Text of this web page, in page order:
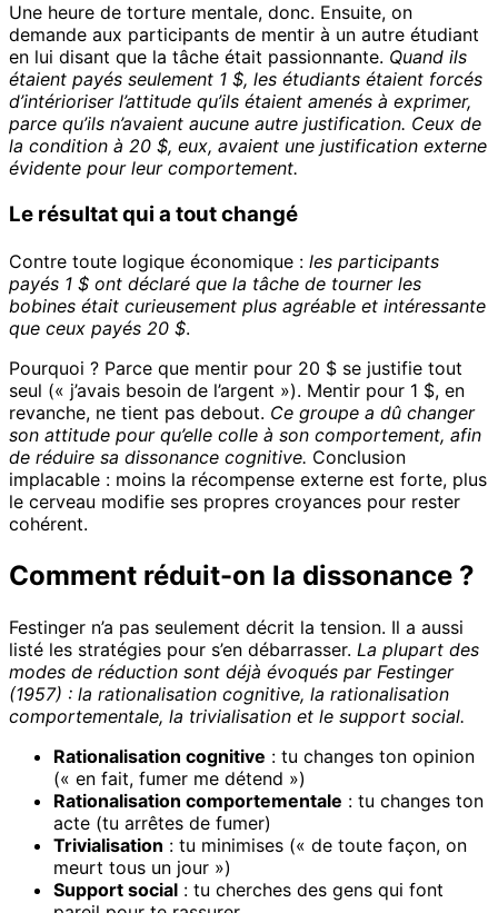
Une heure de torture mentale, donc. Ensuite, on
demande aux participants de mentir à un autre étudiant
en lui disant que la tâche était passionnante. Quand ils
étaient payés seulement 1 $, les étudiants étaient forcés
d’intérioriser l’attitude qu’ils étaient amenés à exprimer,
parce qu’ils n’avaient aucune autre justification. Ceux de
la condition à 20 $, eux, avaient une justification externe
évidente pour leur comportement.
Le résultat qui a tout changé
Contre toute logique économique : les participants
payés 1 $ ont déclaré que la tâche de tourner les
bobines était curieusement plus agréable et intéressante
que ceux payés 20 $.
Pourquoi ? Parce que mentir pour 20 $ se justifie tout
seul (« j’avais besoin de l’argent »). Mentir pour 1 $, en
revanche, ne tient pas debout. Ce groupe a dû changer
son attitude pour qu’elle colle à son comportement, afin
de réduire sa dissonance cognitive. Conclusion
implacable : moins la récompense externe est forte, plus
le cerveau modifie ses propres croyances pour rester
cohérent.
Comment réduit-on la dissonance ?
Festinger n’a pas seulement décrit la tension. Il a aussi
listé les stratégies pour s’en débarrasser. La plupart des
modes de réduction sont déjà évoqués par Festinger
(1957) : la rationalisation cognitive, la rationalisation
comportementale, la trivialisation et le support social.
Rationalisation cognitive : tu changes ton opinion
(« en fait, fumer me détend »)
Rationalisation comportementale : tu changes ton
acte (tu arrêtes de fumer)
Trivialisation : tu minimises (« de toute façon, on
meurt tous un jour »)
Support social : tu cherches des gens qui font